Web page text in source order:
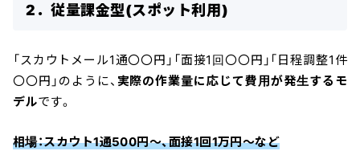
2．従量課金型(スポット利用)
「スカウトメール1通〇〇円」「面接1回〇〇円」「日程調整1件
〇〇円」のように、 実際の作業量に応じて費用が発生するモ
デルです。
相場：スカウト1通500円〜、面接1回1万円〜など